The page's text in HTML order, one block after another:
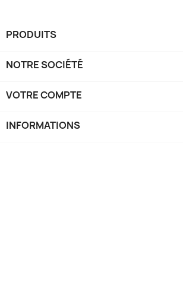
PRODUITS
NOTRE SOCIÉTÉ
VOTRE COMPTE
INFORMATIONS